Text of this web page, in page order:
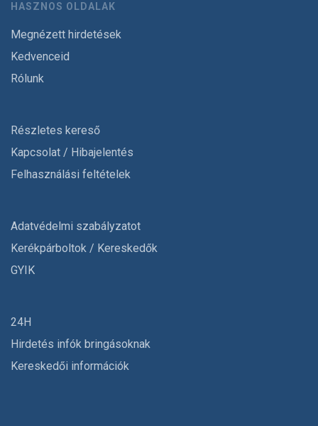
HASZNOS OLDALAK
Megnézett hirdetések
Kedvenceid
Rólunk
Részletes kereső
Kapcsolat / Hibajelentés
Felhasználási feltételek
Adatvédelmi szabályzatot
Kerékpárboltok / Kereskedők
GYIK
24H
Hirdetés infók bringásoknak
Kereskedői információk